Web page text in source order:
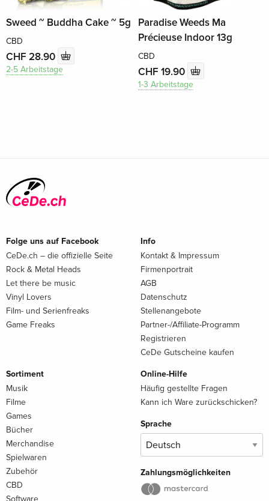
Sweed ~ Buddha Cake ~ 5g
CBD
CHF 28.90
2-5 Arbeitstage
Paradise Weeds Ma
Précieuse Indoor 13g
CBD
CHF 19.90
1-3 Arbeitstage
Folge uns auf Facebook
CeDe.ch – die offizielle Seite
Rock & Metal Heads
Let there be music
Vinyl Lovers
Film- und Serienfreaks
Game Freaks
Info
Kontakt & Impressum
Firmenportrait
AGB
Datenschutz
Stellenangebote
Partner-/Affiliate-Programm
Registrieren
CeDe Gutscheine kaufen
Sortiment
Musik
Filme
Games
Bücher
Merchandise
Spielwaren
Zubehör
CBD
Software
Online-Hilfe
Häufig gestellte Fragen
Kann ich Ware zurückschicken?
Sprache
Zahlungsmöglichkeiten